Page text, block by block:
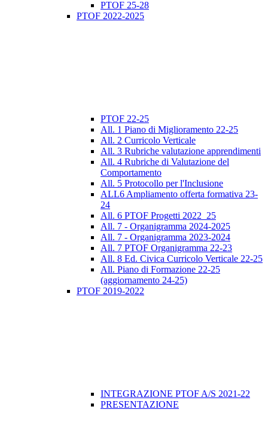
PTOF 25-28
PTOF 2022-2025
PTOF 22-25
All. 1 Piano di Miglioramento 22-25
All. 2 Curricolo Verticale
All. 3 Rubriche valutazione apprendimenti
All. 4 Rubriche di Valutazione del
Comportamento
All. 5 Protocollo per l'Inclusione
ALL6 Ampliamento offerta formativa 23-
24
All. 6 PTOF Progetti 2022_25
All. 7 - Organigramma 2024-2025
All. 7 - Organigramma 2023-2024
All. 7 PTOF Organigramma 22-23
All. 8 Ed. Civica Curricolo Verticale 22-25
All. Piano di Formazione 22-25
(aggiornamento 24-25)
PTOF 2019-2022
INTEGRAZIONE PTOF A/S 2021-22
PRESENTAZIONE